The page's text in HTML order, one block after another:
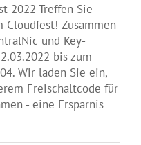
2022 Treffen Sie
Cloudfest! Zusammen
und Key-
bis zum
Wir laden Sie ein,
Freischaltcode für
- eine Ersparnis